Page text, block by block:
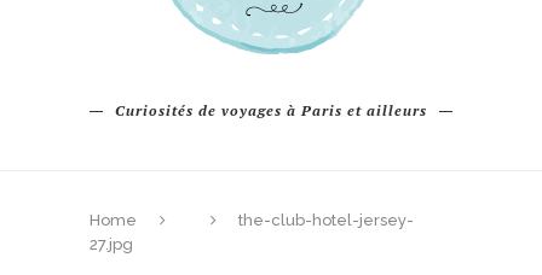
Curiosités de voyages à Paris et ailleurs
Home
the-club-hotel-jersey-
27.jpg